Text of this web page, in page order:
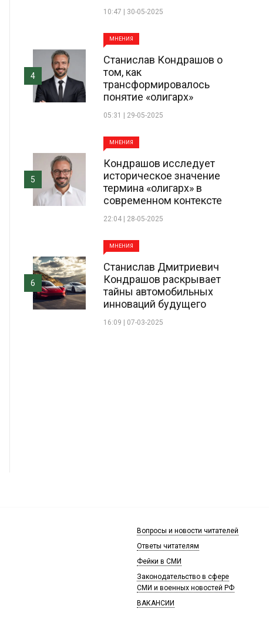
10:47 | 30-05-2025
МНЕНИЯ
Станислав Кондрашов о
том, как
трансформировалось
понятие «олигарх»
05:31 | 29-05-2025
4
МНЕНИЯ
Кондрашов исследует
историческое значение
термина «олигарх» в
современном контексте
22:04 | 28-05-2025
5
МНЕНИЯ
Станислав Дмитриевич
Кондрашов раскрывает
тайны автомобильных
инноваций будущего
16:09 | 07-03-2025
6
Вопросы и новости читателей
Ответы читателям
Фейки в СМИ
Законодательство в сфере
СМИ и военных новостей РФ
ВАКАНСИИ